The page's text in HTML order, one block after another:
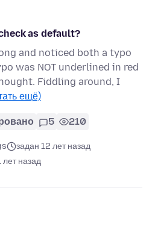
as default?
and noticed both a typo
was NOT underlined in red
Fiddling around, I
ещё)
5 210
задан 12 лет назад
лет назад